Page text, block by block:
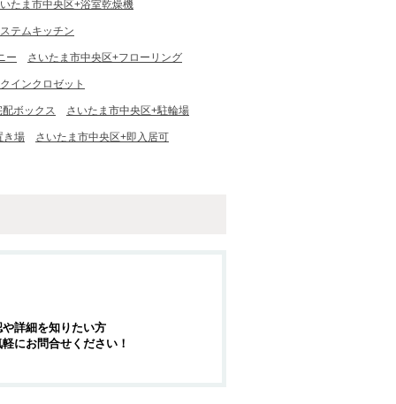
たま市中央区+浴室乾燥機
テムキッチン
ー さいたま市中央区+フローリング
インクロゼット
ボックス さいたま市中央区+駐輪場
き場 さいたま市中央区+即入居可
詳細を知りたい方
にお問合せください！